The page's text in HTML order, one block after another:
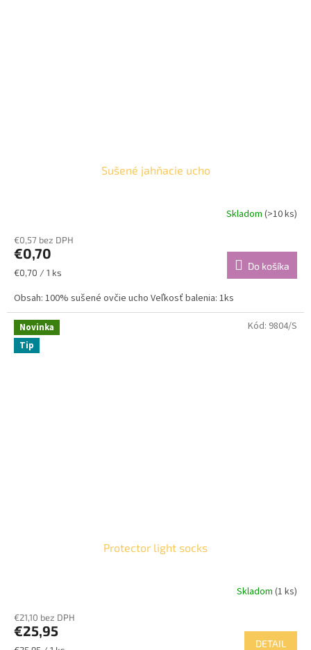
Sušené jahňacie ucho
Skladom (>10 ks)
€0,57 bez DPH
€0,70
Jednotková
€0,70 / 1 ks
Do košíka
Obsah: 100% sušené ovčie ucho Veľkosť balenia: 1ks
Novinka
Tip
Protector light socks
Skladom (1 ks)
€21,10 bez DPH
€25,95
DETAIL
Kód: 9804/S